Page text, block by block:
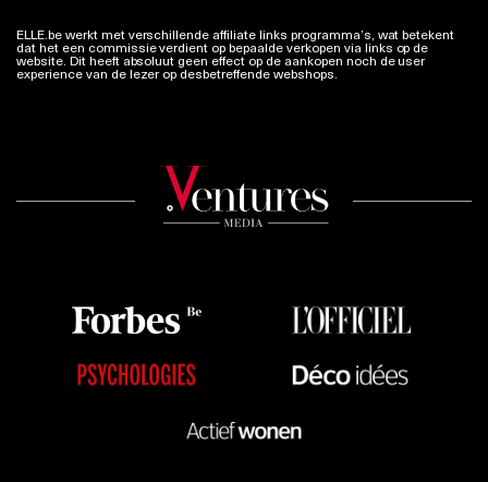
ELLE.be werkt met verschillende affiliate links programma’s, wat betekent
dat het een commissie verdient op bepaalde verkopen via links op de
website. Dit heeft absoluut geen effect op de aankopen noch de user
experience van de lezer op desbetreffende webshops.